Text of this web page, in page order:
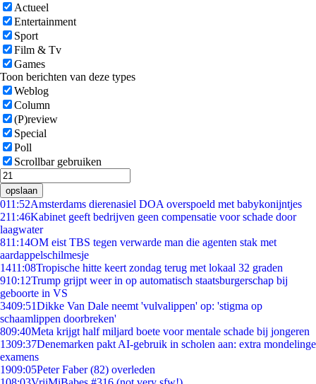
Actueel
Entertainment
Sport
Film & Tv
Games
Toon berichten van deze types
Weblog
Column
(P)review
Special
Poll
Scrollbar gebruiken
opslaan
011:52Amsterdams dierenasiel DOA overspoeld met babykonijntjes
211:46Kabinet geeft bedrijven geen compensatie voor schade door
laagwater
811:14OM eist TBS tegen verwarde man die agenten stak met
aardappelschilmesje
1411:08Tropische hitte keert zondag terug met lokaal 32 graden
910:12Trump grijpt weer in op automatisch staatsburgerschap bij
geboorte in VS
3409:51Dikke Van Dale neemt 'vulvalippen' op: 'stigma op
schaamlippen doorbreken'
809:40Meta krijgt half miljard boete voor mentale schade bij jongeren
1309:37Denemarken pakt AI-gebruik in scholen aan: extra mondelinge
examens
1909:05Peter Faber (82) overleden